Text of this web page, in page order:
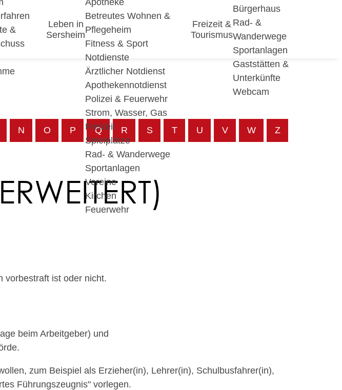
&
Leben in
Sersheim
Betreutes Wohnen &
Pflegeheim
Fitness & Sport
Notdienste
Ärztlicher Notdienst
Apothekennotdienst
Polizei & Feuerwehr
Strom, Wasser, Gas
Freizeit
Spielplätze
Rad- & Wanderwege
Sportanlagen
Vereine
Kirchen
Feuerwehr
Freizeit &
Tourismus
Bürgerhaus
Rad- &
Wanderwege
Sportanlagen
Gaststätten &
Unterkünfte
Webcam
N O P Q R S T U V W Z
vorbestraft ist oder nicht.
beim Arbeitgeber) und
, zum Beispiel als Erzieher(in), Lehrer(in), Schulbusfahrer(in),
Führungszeugnis" vorlegen.